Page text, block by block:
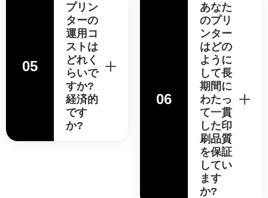
05
プリン
ターの
運用コ
ストは
どれく
らいで
すか?
経済的
です
か?
06
あなた
のプリ
ンター
はどの
ように
して長
期間に
わたっ
て一貫
した印
刷品質
を保証
してい
ます
か?